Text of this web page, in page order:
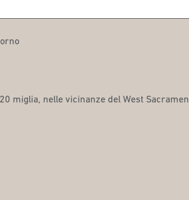
miglia, nelle vicinanze del West